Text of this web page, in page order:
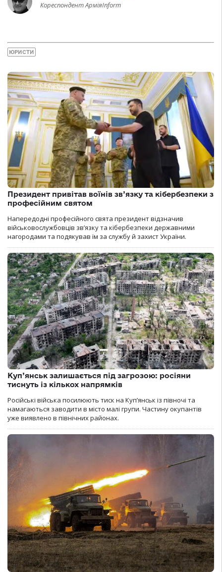
Кореспондент АрміяInform
ЮРИСТИ
Президент привітав воїнів зв’язку та кібербезпеки з
професійним святом
Напередодні професійного свята президент відзначив
військовослужбовців зв’язку та кібербезпеки державними
нагородами та подякував їм за службу й захист України.
Куп’янськ залишається під загрозою: росіяни
тиснуть із кількох напрямків
Російські війська посилюють тиск на Куп’янськ із півночі та
намагаються заводити в місто малі групи. Частину окупантів
уже виявлено в північних районах.